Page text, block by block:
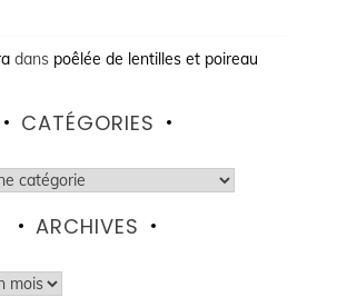
dans poêlée de lentilles et poireau
CATÉGORIES
ARCHIVES